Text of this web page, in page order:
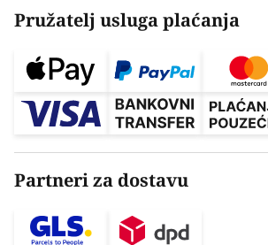
Pružatelj usluga plaćanja
Partneri za dostavu